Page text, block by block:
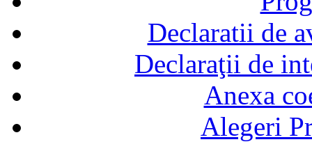
Declaratii de
Declaraţii de
Anexa
Alegeri